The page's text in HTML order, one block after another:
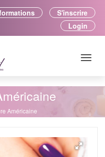
S'inscrire
Login
Américaine